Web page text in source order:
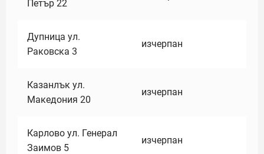
Петър 22
Дупница ул.
Раковска 3
изчерпан
Казанлък ул.
Македония 20
изчерпан
Карлово ул. Генерал
Заимов 5
изчерпан